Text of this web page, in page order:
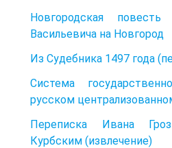
Новгородская
Васильевича на Новгород
Из Судебника 1497 года
Система
русском
Переписка Ивана
Курбским (извлечение)